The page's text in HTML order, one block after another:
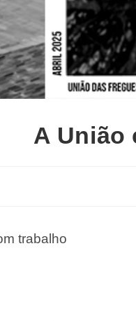
A União
trabalho